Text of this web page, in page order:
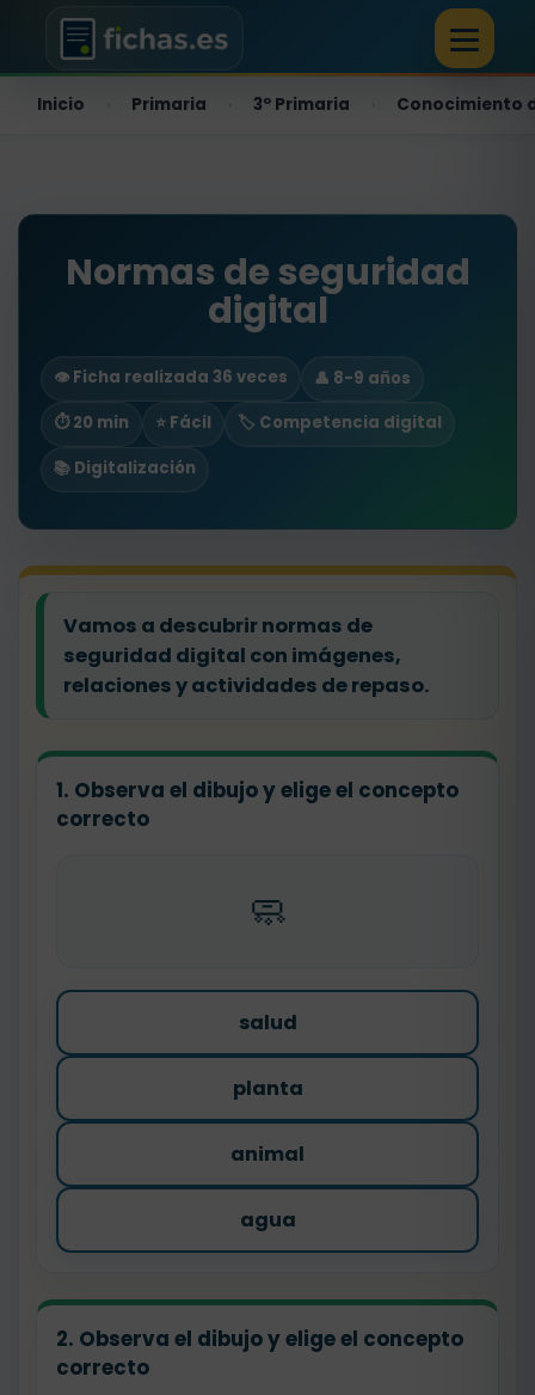
Inicio Primaria 3º Primaria Conocimiento
Normas de seguridad
digital
👁️ Ficha realizada 36 veces
👤 8-9 años
⏱ 20 min
⭐ Fácil
🏷️ Competencia digital
📚 Digitalización
Vamos a descubrir normas de
seguridad digital con imágenes,
relaciones y actividades de repaso.
1. Observa el dibujo y elige el concepto
correcto
🧼
salud
planta
animal
agua
2. Observa el dibujo y elige el concepto
correcto